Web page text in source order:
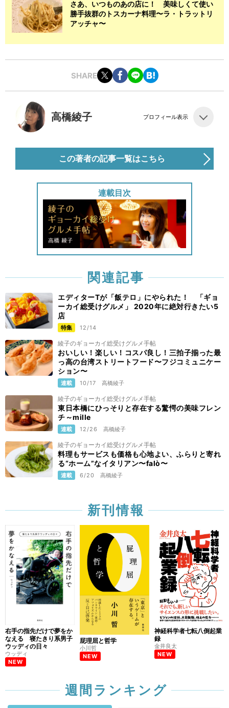
さあ、いつものあの店に！ 美味しくて使い
勝手抜群のトスカーナ料理〜ラ・トラットリ
アッチャ〜
SHARE
高橋綾子 プロフィール表示
この著者の記事一覧はこちら
連載目次
関連記事
エディターTが「飯テロ」にやられた！ 「ギョ
ーカイ総受けグルメ」 2020年に絶対行きたい5
店
特集 12/14
綾子のギョーカイ総受けグルメ手帖
おいしい！楽しい！コスパ良し！三拍子揃った最
っ高の台湾ストリートフード〜フジコミュニケー
ション〜
連載 10/17 高橋綾子
綾子のギョーカイ総受けグルメ手帖
東日本橋にひっそりと存在する驚愕の美味フレン
チ～mille
連載 12/26 高橋綾子
綾子のギョーカイ総受けグルメ手帖
料理もサービスも価格も心地よい、ふらりと寄れ
る“ホーム”なイタリアン〜falò〜
連載 6/20 高橋綾子
新刊情報
右手の指先だけで夢をか
なえる 寝たきり系男子
ウッディの日々
ウッディ
NEW
屁理屈と哲学
小川哲
NEW
神経科学者七転八倒起業
録
金井良太
NEW
週間ランキング